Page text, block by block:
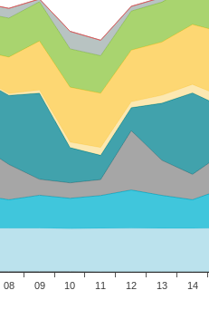
08 09 10 11 12 13 14